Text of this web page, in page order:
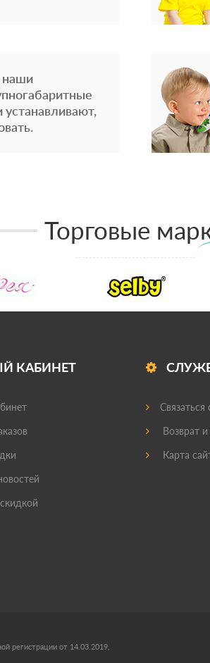
наши
Торговые
КАБИНЕТ
Связаться
Возврат
Карта
регистрации от 14.03.2019,